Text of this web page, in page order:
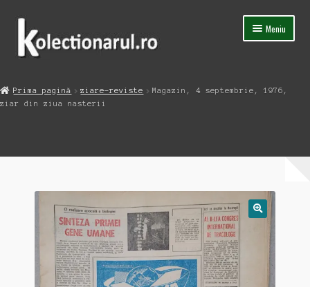
Sari
navigare
Sari
conținut
Meniu
Magazin
Prima pagină ziare-reviste
Magazin, 4 septembrie, 1976,
ziar din ziua nasterii